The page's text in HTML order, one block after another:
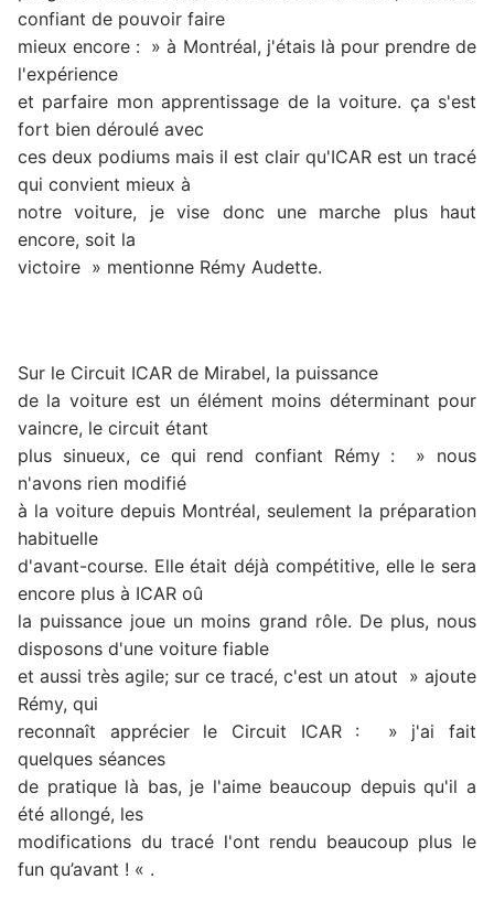
confiant de pouvoir faire
mieux encore : » à Montréal, j'étais là pour prendre de
l'expérience
et parfaire mon apprentissage de la voiture. ça s'est
fort bien déroulé avec
ces deux podiums mais il est clair qu'ICAR est un tracé
qui convient mieux à
notre voiture, je vise donc une marche plus haut
encore, soit la
victoire » mentionne Rémy Audette.
Sur le Circuit ICAR de Mirabel, la puissance
de la voiture est un élément moins déterminant pour
vaincre, le circuit étant
plus sinueux, ce qui rend confiant Rémy : » nous
n'avons rien modifié
à la voiture depuis Montréal, seulement la préparation
habituelle
d'avant-course. Elle était déjà compétitive, elle le sera
encore plus à ICAR oû
la puissance joue un moins grand rôle. De plus, nous
disposons d'une voiture fiable
et aussi très agile; sur ce tracé, c'est un atout » ajoute
Rémy, qui
reconnaît apprécier le Circuit ICAR : » j'ai fait
quelques séances
de pratique là bas, je l'aime beaucoup depuis qu'il a
été allongé, les
modifications du tracé l'ont rendu beaucoup plus le
fun qu’avant ! « .